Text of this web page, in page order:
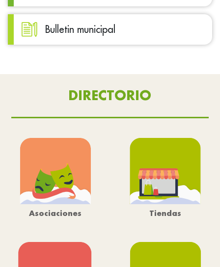
Bulletin municipal
DIRECTORIO
Asociaciones Tiendas